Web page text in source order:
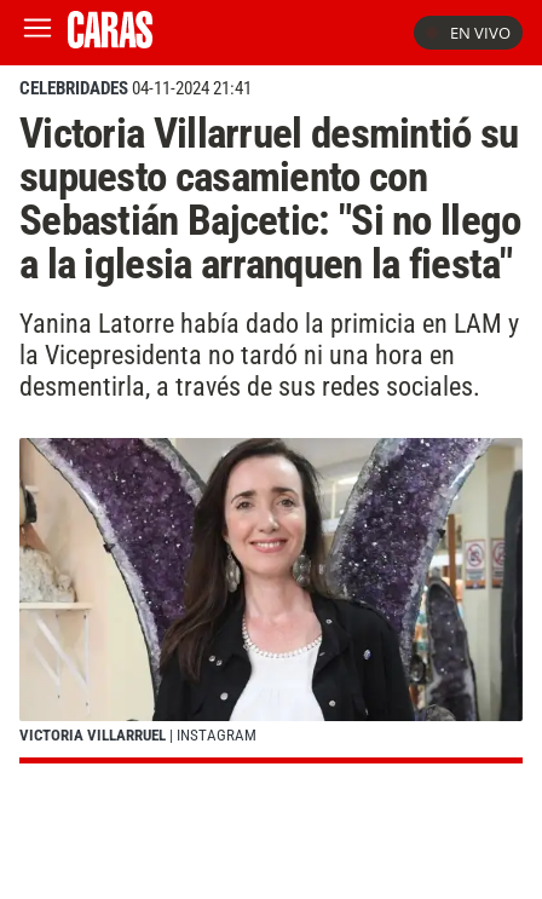
EN VIVO
CELEBRIDADES04-11-2024 21:41
Victoria Villarruel desmintió su
supuesto casamiento con
Sebastián Bajcetic: "Si no llego
a la iglesia arranquen la fiesta"
Yanina Latorre había dado la primicia en LAM y
la Vicepresidenta no tardó ni una hora en
desmentirla, a través de sus redes sociales.
VICTORIA VILLARRUEL | INSTAGRAM